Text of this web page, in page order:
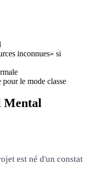
inconnues» si
le mode classe
Mental
est né d'un constat